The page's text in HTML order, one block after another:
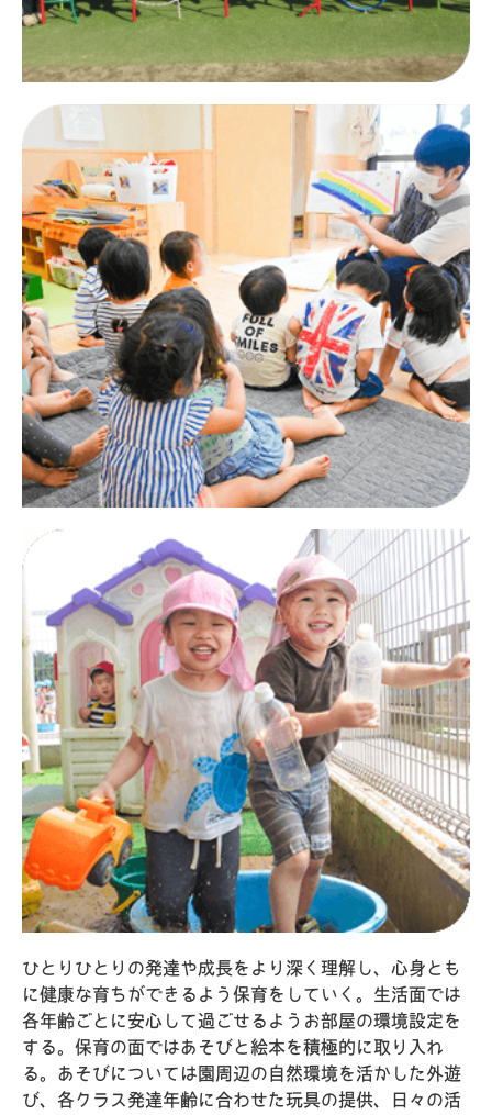
ひとりひとりの発達や成長をより深く理解し、心身とも
に健康な育ちができるよう保育をしていく。生活面では
各年齢ごとに安心して過ごせるようお部屋の環境設定を
する。保育の面ではあそびと絵本を積極的に取り入れ
る。あそびについては園周辺の自然環境を活かした外遊
び、各クラス発達年齢に合わせた玩具の提供、日々の活